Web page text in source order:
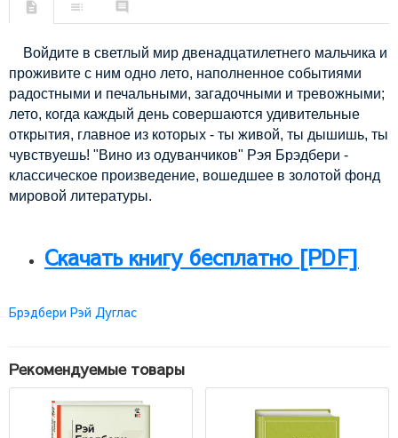
Войдите в светлый мир двенадцатилетнего мальчика и
проживите с ним одно лето, наполненное событиями
радостными и печальными, загадочными и тревожными;
лето, когда каждый день совершаются удивительные
открытия, главное из которых - ты живой, ты дышишь, ты
чувствуешь! "Вино из одуванчиков" Рэя Брэдбери -
классическое произведение, вошедшее в золотой фонд
мировой литературы.
Скачать книгу бесплатно [PDF]
Брэдбери Рэй Дуглас
Рекомендуемые товары